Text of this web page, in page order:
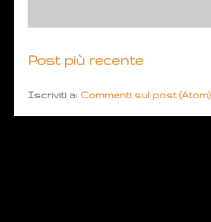
Post più recente
Iscriviti a: Commenti sul post (Atom)